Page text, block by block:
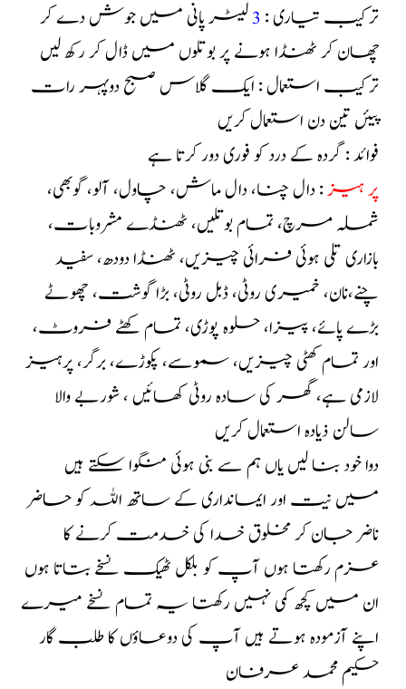
ترکیب تیاری :3لیٹر پانی میں جوش دے کر
چھان کر ٹھنڈا ہونے پر بوتلوں میں ڈال کر رکھ لیں
ترکیب استعمال : ایک گلاس صبح دوپہر رات
پیئں تین دن استعمال کریں
فوائد : گردہ کے درد کو فوری دور کرتا ہے
پر ہیز: دال چنا، دال ماش، چاول، آلو، گوبھی،
شملہ مرچ، تمام بوتلیں، ٹھنڈے مشروبات،
بازاری تلی ہوئی فرائی چیزیں، ٹھنڈا دودھ، سفید
چنے،نان، خمیری روٹی، ڈبل روٹی، بڑا گوشت، چھوٹے
بڑے پائے، پیزا، حلوہ پوڑی، تمام کھٹے فروٹ،
اور تمام کھٹی چیزیں، سموسے، پکوڑے، برگر، پرہیز
لازمی ہے، گھر کی سادہ روٹی کھائیں ، شوربے والا
سالن ذیادہ استعمال کریں
دوا خود بنا لیں یاں ہم سے بنی ہوئی منگوا سکتے ہیں
میں نیت اور ایمانداری کے ساتھ اللہ کو حاضر
ناضر جان کر مخلوق خدا کی خدمت کرنے کا
عزم رکھتا ہوں آپ کو بلکل ٹھیک نسخے بتاتا ہوں
ان میں کچھ کمی نہیں رکھتا یہ تمام نسخے میرے
اپنے آزمودہ ہوتے ہیں آپ کی دوعاؤں کا طلب گار
حکیم محمد عرفان